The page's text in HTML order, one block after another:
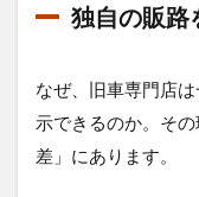
独自の販路
なぜ、旧車専門店
示できるのか。そ
差」にあります。